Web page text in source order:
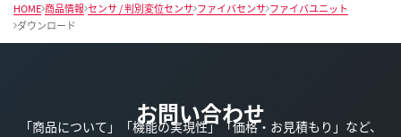
HOME 商品情報 センサ / 判別変位センサ ファイバセンサ ファイバユニット
ダウンロード
お問い合わせ
「商品について」「機能の実現性」「価格・お見積もり」など、